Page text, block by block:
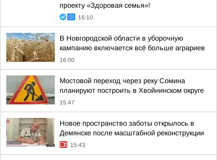
проекту «Здоровая семья»!
16:10
В Новгородской области в уборочную
кампанию включается всё больше аграриев
16:00
Мостовой переход через реку Сомина
планируют построить в Хвойнинском округе
15:47
Новое пространство заботы открылось в
Демянске после масштабной реконструкции
15:43